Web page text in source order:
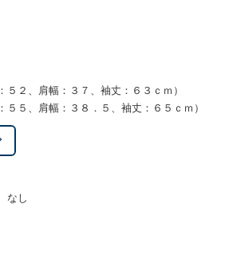
５２、肩幅：３７、袖丈：６３ｃｍ）
５５、肩幅：３８．５、袖丈：６５ｃｍ）
なし